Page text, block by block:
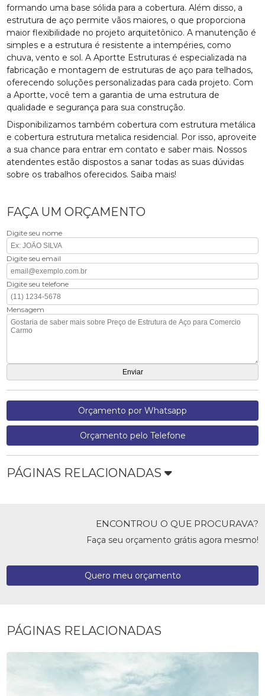
formando uma base sólida para a cobertura. Além disso, a
estrutura de aço permite vãos maiores, o que proporciona
maior flexibilidade no projeto arquitetônico. A manutenção é
simples e a estrutura é resistente a intempéries, como
chuva, vento e sol. A Aportte Estruturas é especializada na
fabricação e montagem de estruturas de aço para telhados,
oferecendo soluções personalizadas para cada projeto. Com
a Aportte, você tem a garantia de uma estrutura de
qualidade e segurança para sua construção.
Disponibilizamos também cobertura com estrutura metálica
e cobertura estrutura metalica residencial. Por isso, aproveite
a sua chance para entrar em contato e saber mais. Nossos
atendentes estão dispostos a sanar todas as suas dúvidas
sobre os trabalhos oferecidos. Saiba mais!
FAÇA UM ORÇAMENTO
Digite seu nome
Digite seu email
Digite seu telefone
Mensagem
Orçamento por Whatsapp
Orçamento pelo Telefone
PÁGINAS RELACIONADAS
ENCONTROU O QUE PROCURAVA?
Faça seu orçamento grátis agora mesmo!
Quero meu orçamento
PÁGINAS RELACIONADAS